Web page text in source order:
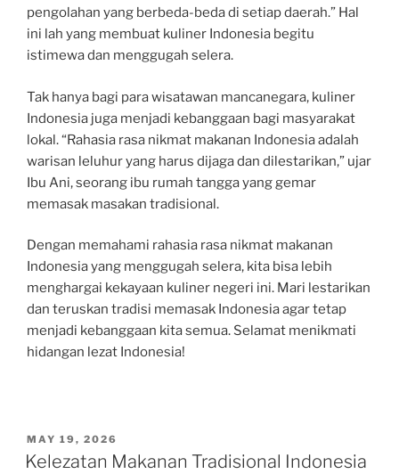
pengolahan yang berbeda-beda di setiap daerah.” Hal
ini lah yang membuat kuliner Indonesia begitu
istimewa dan menggugah selera.
Tak hanya bagi para wisatawan mancanegara, kuliner
Indonesia juga menjadi kebanggaan bagi masyarakat
lokal. “Rahasia rasa nikmat makanan Indonesia adalah
warisan leluhur yang harus dijaga dan dilestarikan,” ujar
Ibu Ani, seorang ibu rumah tangga yang gemar
memasak masakan tradisional.
Dengan memahami rahasia rasa nikmat makanan
Indonesia yang menggugah selera, kita bisa lebih
menghargai kekayaan kuliner negeri ini. Mari lestarikan
dan teruskan tradisi memasak Indonesia agar tetap
menjadi kebanggaan kita semua. Selamat menikmati
hidangan lezat Indonesia!
POSTED
ON
MAY 19, 2026
Kelezatan Makanan Tradisional Indonesia